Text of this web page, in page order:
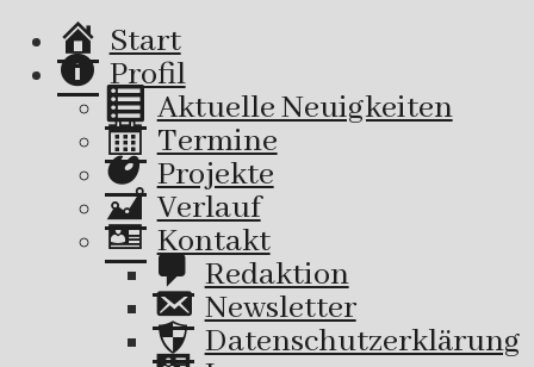
Start
Profil
Aktuelle Neuigkeiten
Termine
Projekte
Verlauf
Kontakt
Redaktion
Newsletter
Datenschutzerklärung